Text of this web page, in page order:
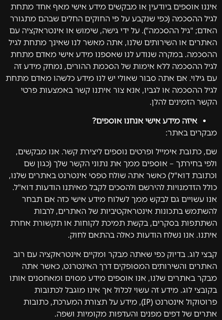
איננו אוספים ביודעין או מבקשים מידע אישי מאף אחד מתחת
לגיל ההסכמה (כפי שנקבע על פי החוקים החלים שבהם מתגורר
האדם; "גיל ההסכמה"). על ידי גישה, שימוש או אינטראקציה עם
האתרים או השירותים שלנו, אתה מאשר לנו שאינך מתחת לגיל
ההסכמה. במקרה שנודע לנו שאספנו מידע אישי מאדם מתחת
לגיל ההסכמה ללא אימות של הסכמת ההורים, נמחק מידע זה
עם גילוי. אם אתה סבור שאולי יש לנו מידע כלשהו מאדם מתחת
לגיל ההסכמה או לגביו, אנא צור איתנו קשר באמצעות פרטי
הקשר הזמינים להלן.
איזה מידע אישי אנחנו אוספים?
מבקרים באתר:
שם, כתובת אימייל ופרטים נוספים ליצירת קשר. אנו מבקשים,
ולפי בחירתך – אוספים ממך את נתוני הקשר שלך (כגון שם
וכתובת דוא"ל) כאשר אתה שולח טפסי אינטרנט באתרים שלנו,
כולל הזדמנויות להירשם ולהסכים לקבל מאיתנו הודעות דוא"ל.
אנו עשויים גם לבקש ממך לשלוח מידע אישי כזה אם תבחר
להשתמש בתכונות אינטראקטיביות של האתרים, לרבות
השתתפות בסקרים, בקשת תמיכת לקוחות או תקשורת אחרת
איתנו. אנו נשלח הודעות כאלה בהתאם לחוק.
קבצי לוג. בדיוק כפי שאתה מבקר ומקיים אינטראקציה עם רוב
האתרים והשירותים המסופקים דרך האינטרנט, כאשר אתה
מבקר באתרים שלנו, אנו אוספים מידע מסוים ומאחסנים אותו
בקובצי לוג. מידע זה עשוי לכלול אך אינו מוגבל לכתובות
פרוטוקול אינטרנט (IP), מידע על תצורת המערכת, כתובות
אתרים של דפים מפנים והעדפות מקומיות ושפה.